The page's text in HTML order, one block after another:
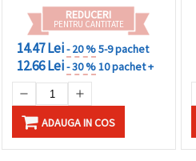
REDUCERI
PENTRU CANTITATE
14.47 Lei- 20 %5-9 pachet
12.66 Lei- 30 %10 pachet +
ADAUGA IN COS